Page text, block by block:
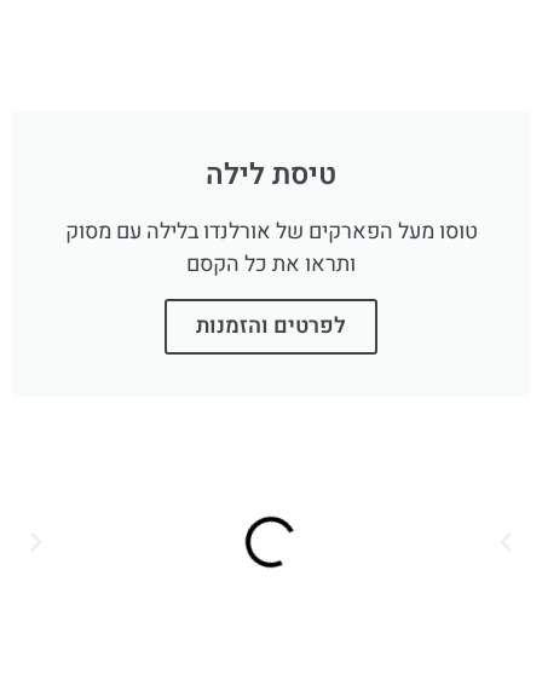
טיסת לילה
טוסו מעל הפארקים של אורלנדו בלילה עם מסוק
ותראו את כל הקסם
לפרטים והזמנות